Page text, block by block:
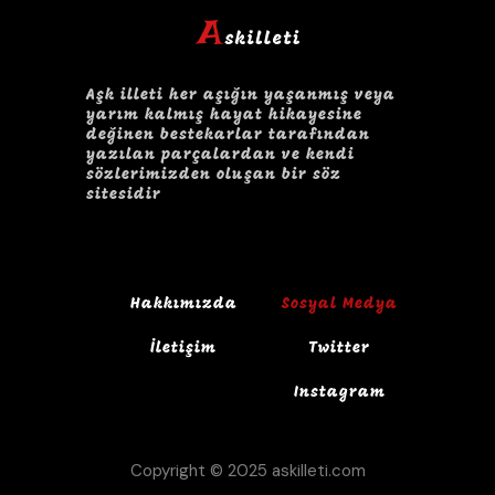
Aşk illeti her aşığın yaşanmış veya
yarım kalmış hayat hikayesine
değinen bestekarlar tarafından
yazılan parçalardan ve kendi
sözlerimizden oluşan bir söz
sitesidir
Hakkımızda
İletişim
Sosyal Medya
Twitter
Instagram
Copyright © 2025 askilleti.com